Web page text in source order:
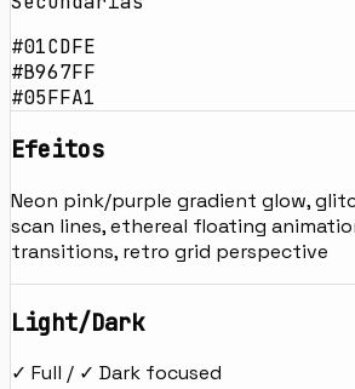
#01CDFE
#B967FF
#05FFA1
Efeitos
Neon pink/purple gradient glow,
scan lines, ethereal floating
transitions, retro grid perspective
Light/Dark
✓ Full / ✓ Dark focused